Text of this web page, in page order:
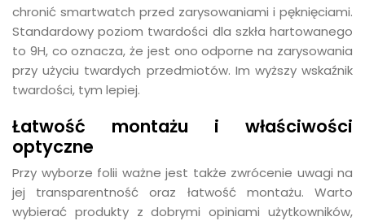
chronić smartwatch przed zarysowaniami i pęknięciami.
Standardowy poziom twardości dla szkła hartowanego
to 9H, co oznacza, że jest ono odporne na zarysowania
przy użyciu twardych przedmiotów. Im wyższy wskaźnik
twardości, tym lepiej.
Łatwość montażu i właściwości
optyczne
Przy wyborze folii ważne jest także zwrócenie uwagi na
jej transparentność oraz łatwość montażu. Warto
wybierać produkty z dobrymi opiniami użytkowników,